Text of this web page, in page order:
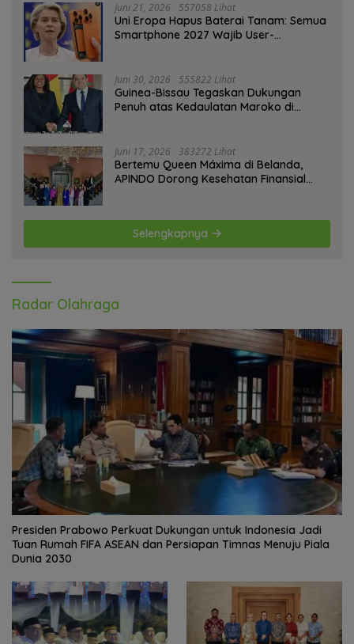
Juni 21, 2026 557058 Lihat
Uni Eropa Hapus Baterai Tanam: Semua
Smartphone 2027 Wajib User-
Juni 30, 2026 555822 Lihat
Guinea-Bissau Tegaskan Dukungan
Penuh atas Kedaulatan Maroko di
Juni 17, 2026 383272 Lihat
Bertemu Queen Máxima di Belanda,
APINDO Dorong Kesehatan Finansial
Selengkapnya
Radar Olahraga
Presiden Prabowo Perkuat Dukungan untuk Indonesia Jadi
Tuan Rumah FIFA ASEAN dan Persiapan Timnas Menuju Piala
Dunia 2030